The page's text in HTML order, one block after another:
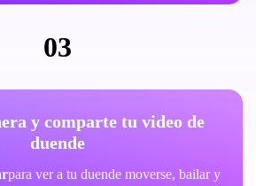
03
y comparte tu video de
duende
para ver a tu duende moverse, bailar y